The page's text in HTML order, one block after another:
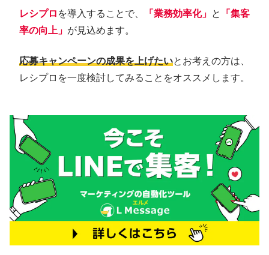
レシプロ を導入することで、 「業務効率化」 と
「集客
率の向上」 が見込めます。
応募キャンペーンの成果を上げたいとお考えの方は、
レシプロを一度検討してみることをオススメします。